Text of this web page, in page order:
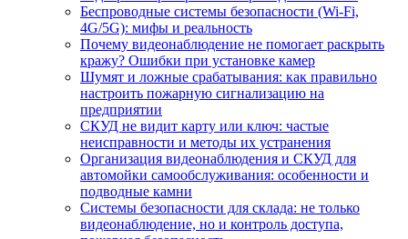
Беспроводные системы безопасности (Wi-Fi,
4G/5G): мифы и реальность
Почему видеонаблюдение не помогает раскрыть
кражу? Ошибки при установке камер
Шумят и ложные срабатывания: как правильно
настроить пожарную сигнализацию на
предприятии
СКУД не видит карту или ключ: частые
неисправности и методы их устранения
Организация видеонаблюдения и СКУД для
автомойки самообслуживания: особенности и
подводные камни
Системы безопасности для склада: не только
видеонаблюдение, но и контроль доступа,